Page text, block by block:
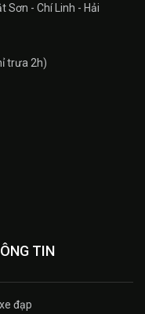
Sơn - Chí Linh - Hải
trưa 2h)
TIN
đạp